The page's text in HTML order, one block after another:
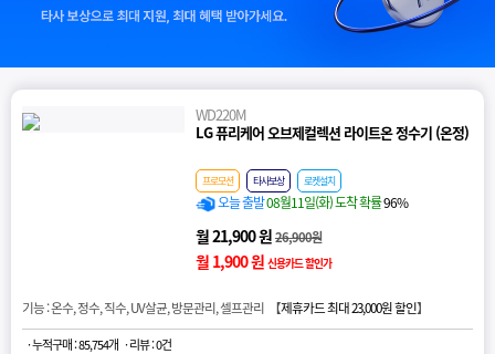
WD220M
LG 퓨리케어 오브제컬렉션 라이트온 정수기 (온정)
프로모션 타사보상 로켓설치
오늘 출발08월11일(화) 도착 확률96%
월 21,900 원26,900원
월 1,900 원 신용카드 할인가
기능 : 온수, 정수, 직수, UV살균, 방문관리, 셀프관리 【제휴카드 최대 23,000원 할인】
· 누적구매 : 85,754개 · 리뷰 : 0건